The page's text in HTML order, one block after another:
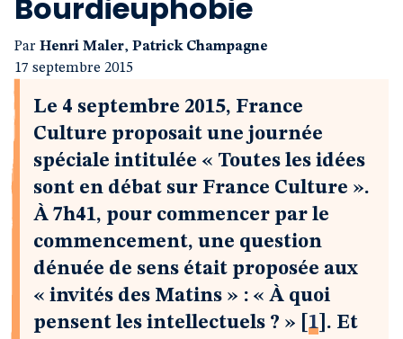
Bourdieuphobie
Par Henri Maler, Patrick Champagne
17 septembre 2015
Le 4 septembre 2015, France
Culture proposait une journée
spéciale intitulée « Toutes les idées
sont en débat sur France Culture ».
À 7h41, pour commencer par le
commencement, une question
dénuée de sens était proposée aux
« invités des Matins » : « À quoi
pensent les intellectuels ? »
1 . Et